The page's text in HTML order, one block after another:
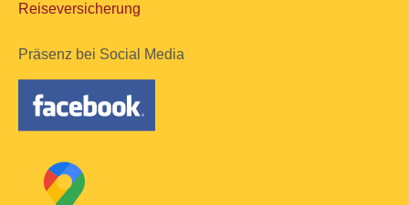
Reiseversicherung
Präsenz bei Social Media